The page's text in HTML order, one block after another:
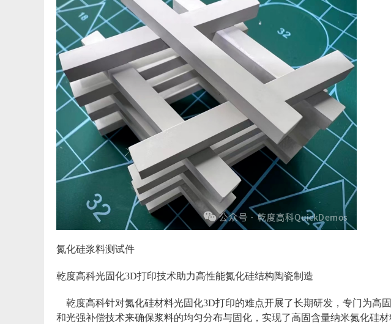
氮化硅浆料测试件
乾度高科光固化3D打印技术助力高性能氮化硅结构陶瓷制造
乾度高科针对氮化硅材料光固化3D打印的难点开展了长期研发，专门为高
和光强补偿技术来确保浆料的均匀分布与固化，实现了高固含量纳米氮化硅